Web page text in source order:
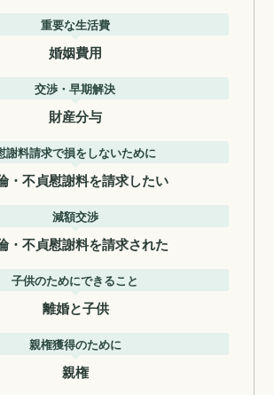
重要な生活費
婚姻費用
交渉・早期解決
財産分与
謝料請求で損をしないために
・不貞慰謝料を請求したい
減額交渉
・不貞慰謝料を請求された
子供のためにできること
離婚と子供
親権獲得のために
親権